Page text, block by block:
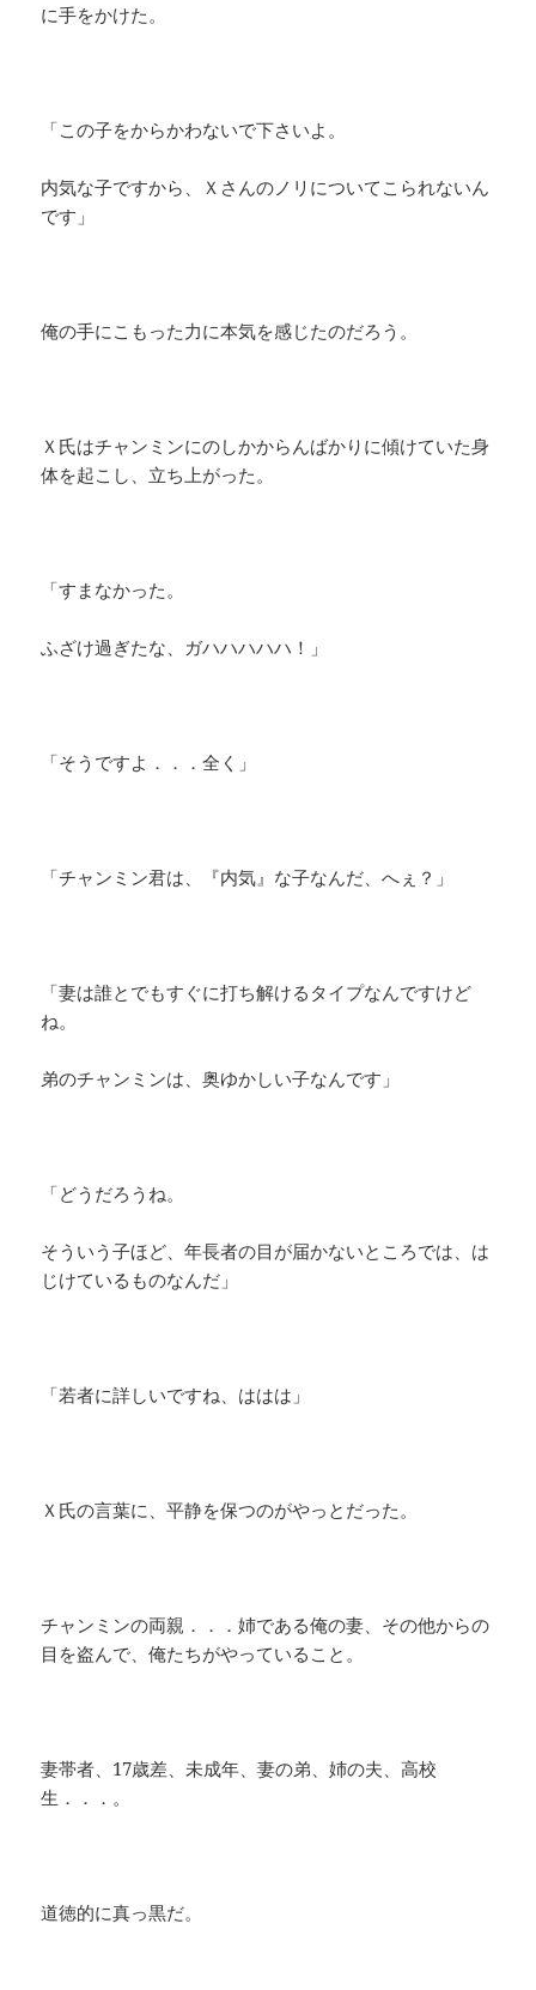
に手をかけた。
「この子をからかわないで下さいよ。
内気な子ですから、Ｘさんのノリについてこられないん
です」
俺の手にこもった力に本気を感じたのだろう。
Ｘ氏はチャンミンにのしかからんばかりに傾けていた身
体を起こし、立ち上がった。
「すまなかった。
ふざけ過ぎたな、ガハハハハハ！」
「そうですよ．．．全く」
「チャンミン君は、『内気』な子なんだ、へぇ？」
「妻は誰とでもすぐに打ち解けるタイプなんですけど
ね。
弟のチャンミンは、奥ゆかしい子なんです」
「どうだろうね。
そういう子ほど、年長者の目が届かないところでは、は
じけているものなんだ」
「若者に詳しいですね、ははは」
Ｘ氏の言葉に、平静を保つのがやっとだった。
チャンミンの両親．．．姉である俺の妻、その他からの
目を盗んで、俺たちがやっていること。
妻帯者、17歳差、未成年、妻の弟、姉の夫、高校
生．．．。
道徳的に真っ黒だ。